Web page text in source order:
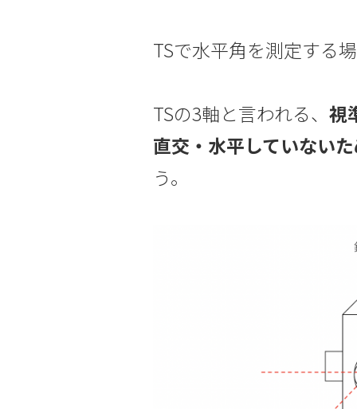
TSで水平角を測定する
TSの3軸と言われる、 視
直交・水平していない
う。